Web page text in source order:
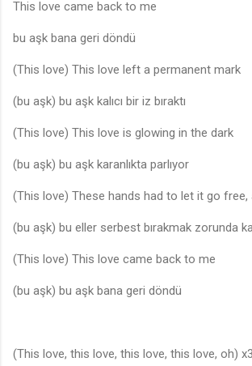
This love came back to me
bu aşk bana geri döndü
(This love) This love left a permanent mark
(bu aşk) bu aşk kalıcı bir iz bıraktı
(This love) This love is glowing in the dark
(bu aşk) bu aşk karanlıkta parlıyor
(This love) These hands had to let it go free,
(bu aşk) bu eller serbest bırakmak zorunda
(This love) This love came back to me
(bu aşk) bu aşk bana geri döndü
(This love, this love, this love, this love, oh) x3